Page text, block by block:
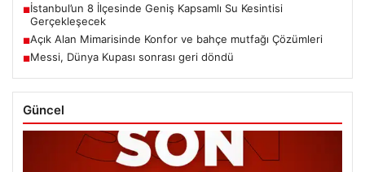
■İstanbul’un 8 İlçesinde Geniş Kapsamlı Su Kesintisi
Gerçekleşecek
■Açık Alan Mimarisinde Konfor ve bahçe mutfağı Çözümleri
■Messi, Dünya Kupası sonrası geri döndü
Güncel